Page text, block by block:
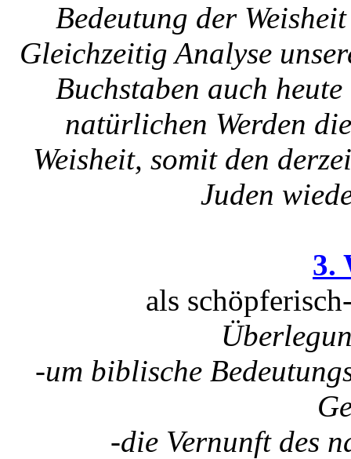
Bedeutung der
Gleichzeitig Analyse
Buchstaben auch
natürlichen Werden
Weisheit, somit den
Juden
3.
als
-um biblische
-die Vernunft des